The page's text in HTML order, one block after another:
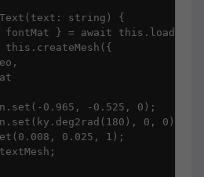
string) {
fontMat } = await
this.createMesh({
0.965, -0.525, 0);
0, 0);
0.025, 1);